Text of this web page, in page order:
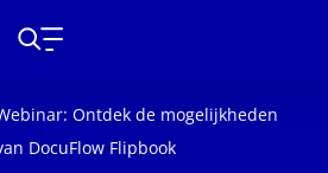
Ontdek de mogelijkheden
DocuFlow Flipbook